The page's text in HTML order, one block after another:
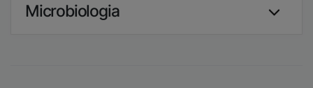
Microbiologia